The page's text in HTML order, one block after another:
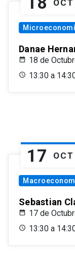
OCT
Danae
18 de
13:30 a
17 OCT
Sebastian
17 de
13:30 a